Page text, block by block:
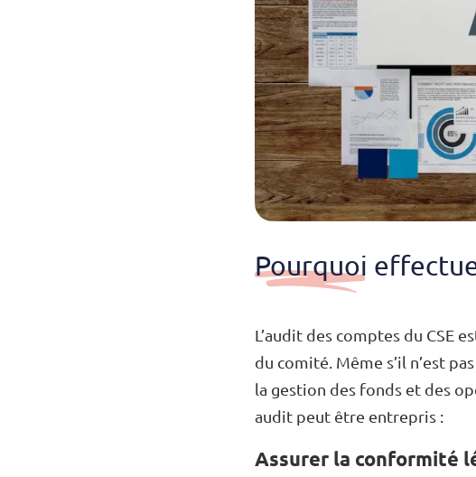
Pourquoi
L’audit des comptes du CSE
du comité. Même s’il n’est
la gestion des fonds et des
audit peut être entrepris :
Assurer la conformité